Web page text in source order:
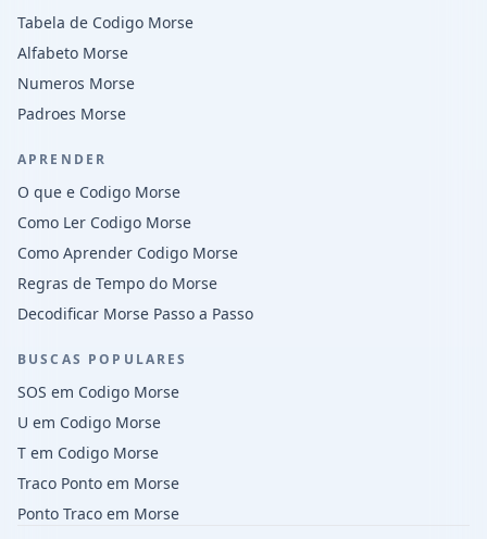
Tabela de Codigo Morse
Alfabeto Morse
Numeros Morse
Padroes Morse
APRENDER
O que e Codigo Morse
Como Ler Codigo Morse
Como Aprender Codigo Morse
Regras de Tempo do Morse
Decodificar Morse Passo a Passo
BUSCAS POPULARES
SOS em Codigo Morse
U em Codigo Morse
T em Codigo Morse
Traco Ponto em Morse
Ponto Traco em Morse